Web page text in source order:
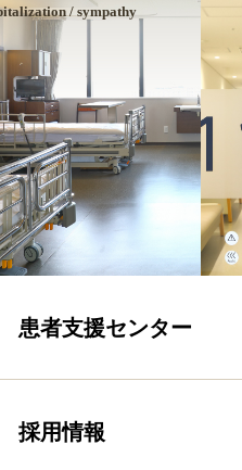
/ sympathy
患者支援センター
採用情報